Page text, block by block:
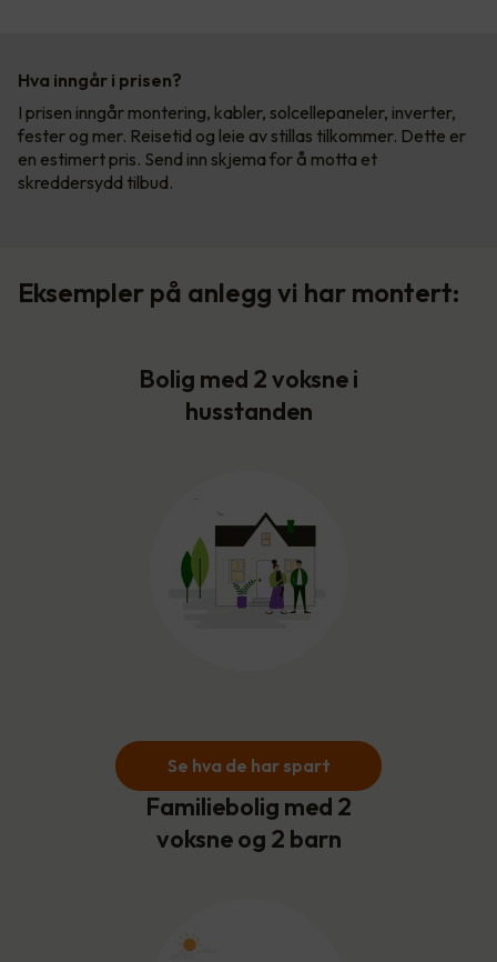
Hva inngår i prisen?
I prisen inngår montering, kabler, solcellepaneler, inverter,
fester og mer. Reisetid og leie av stillas tilkommer. Dette er
en estimert pris. Send inn skjema for å motta et
skreddersydd tilbud.
Eksempler på anlegg vi har montert:
Bolig med 2 voksne i
husstanden
Se hva de har spart
Familiebolig med 2
voksne og 2 barn